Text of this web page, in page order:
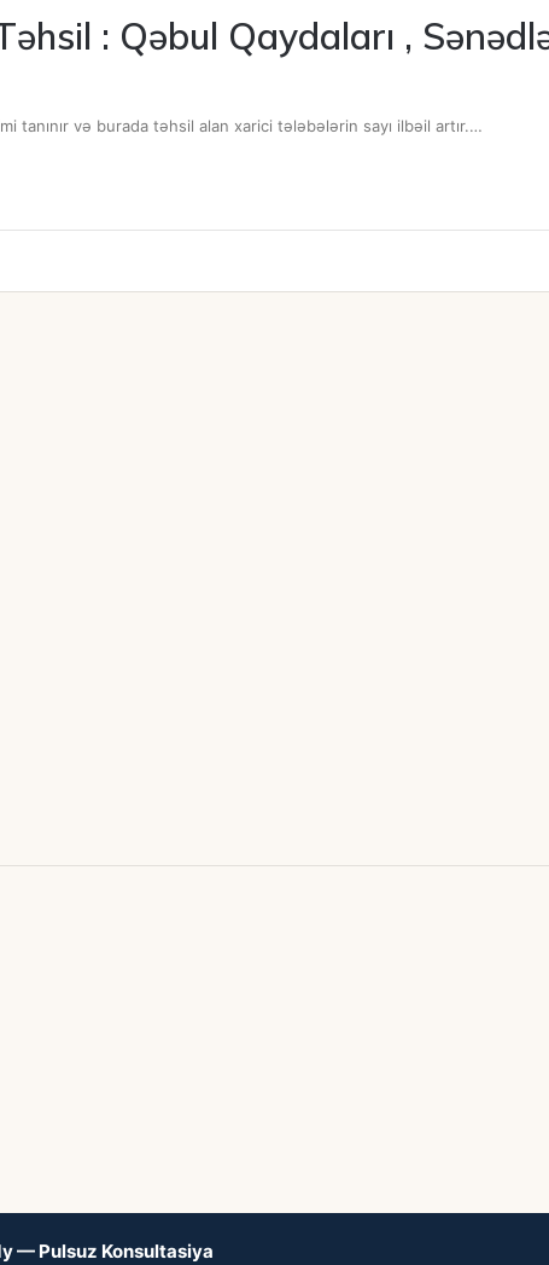
: Qəbul Qaydaları ,
və burada təhsil alan xarici tələbələrin sayı ilbəil artır.…
— Pulsuz Konsultasiya